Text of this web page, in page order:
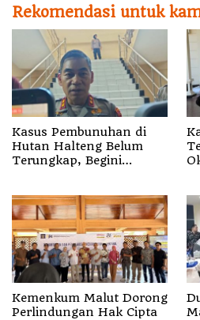
Rekomendasi untuk
Kasus Pembunuhan di
Hutan Halteng Belum
Terungkap, Begini
Kemenkum Malut Dorong
Perlindungan Hak Cipta